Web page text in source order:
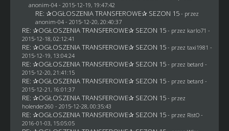
anonim-04- 2015-12-19, 19:47:42
RE: ✰OGŁOSZENIA TRANSFEROWE✰ SEZON 15 - przez
anonim-04- 2015-12-20, 20:40:37
RE: ✰OGŁOSZENIA TRANSFEROWE✰ SEZON 15 - przez karlo71 -
2015-12-18, 02:12:41
RE: ✰OGŁOSZENIA TRANSFEROWE✰ SEZON 15 - przez taxi1981 -
2015-12-19, 13:04:24
RE: ✰OGŁOSZENIA TRANSFEROWE✰ SEZON 15 - przez betard -
2015-12-20, 21:41:15
RE: ✰OGŁOSZENIA TRANSFEROWE✰ SEZON 15 - przez betard -
2015-12-21, 16:01:37
RE: ✰OGŁOSZENIA TRANSFEROWE✰ SEZON 15 - przez
holender260 - 2015-12-28, 00:35:43
RE: ✰OGŁOSZENIA TRANSFEROWE✰ SEZON 15 - przez RistO-
2016-01-03, 15:05:05